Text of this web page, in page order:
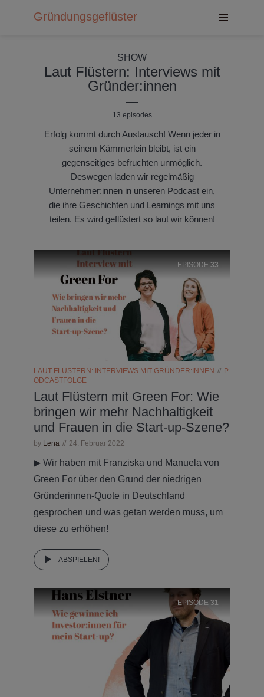
Gründungsgeflüster
SHOW
Laut Flüstern: Interviews mit
Gründer:innen
13 episodes
Erfolg kommt durch Austausch! Wenn jeder in
seinem Kämmerlein bleibt, ist ein
gegenseitiges befruchten unmöglich.
Deswegen laden wir regelmäßig
Unternehmer:innen in unseren Podcast ein,
die ihre Geschichten und Learnings mit uns
teilen. Es wird geflüstert so laut wir können!
EPISODE 33
LAUT FLÜSTERN: INTERVIEWS MIT GRÜNDER:INNEN
P
ODCASTFOLGE
Laut Flüstern mit Green For: Wie
bringen wir mehr Nachhaltigkeit
und Frauen in die Start-up-Szene?
by Lena 24. Februar 2022
▶ Wir haben mit Franziska und Manuela von
Green For über den Grund der niedrigen
Gründerinnen-Quote in Deutschland
gesprochen und was getan werden muss, um
diese zu erhöhen!
ABSPIELEN!
EPISODE 31